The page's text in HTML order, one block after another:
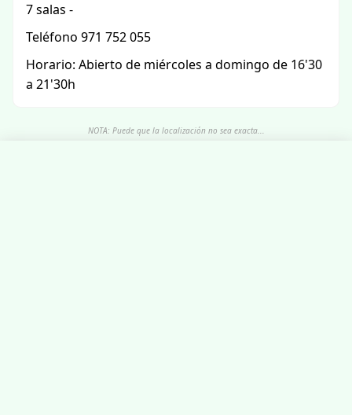
7 salas -
Teléfono 971 752 055
Horario: Abierto de miércoles a domingo de 16'30
a 21'30h
NOTA: Puede que la localización no sea exacta...